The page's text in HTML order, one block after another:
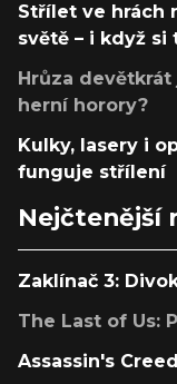
Střílet ve hrách
světě – i když
Hrůza
herní horory?
Kulky, lasery i
funguje střílení
Nejčtenější
Zaklínač 3:
The Last of Us:
Assassin's